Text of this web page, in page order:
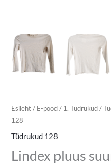
Esileht/ E-pood/ 1. Tüdrukud/
128
Tüdrukud 128
Lindex pluus